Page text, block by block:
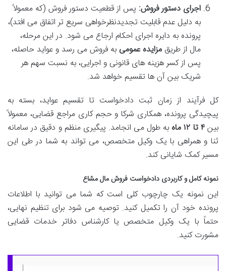
اجرای دستور فروش: پس از قطعیت دستور فروش (که معمولاً
به دلیل عدم قابلیت تجدیدنظرخواهی سریع تر اتفاق می افتد)،
پرونده به دایره اجرای احکام ارجاع می شود. در این مرحله،
مال از طریق مزایده عمومیبه فروش می رسد و عواید حاصله،
پس از کسر هزینه های قانونی و اجرایی، به نسبت سهم هر
شریک بین آن ها تقسیم خواهد شد.
کل فرآیند از زمان ثبت دادخواست تا تقسیم عواید، بسته به
پیچیدگی پرونده، همکاری شرکا و حجم کاری مراجع قضایی، معمولاً
بین۴ تا ۱۲ ماه
به طول می انجامد. پیگیری منظم و دقیق در سامانه
ثنا و همراهی با یک وکیل متخصص، می تواند به شما در طی این
مسیر کمک شایانی کند.
نمونه کامل و کاربردی دادخواست فروش مال مشاع
این نمونه یک چارچوب کلی است که شما می توانید با اطلاعات
پرونده خود آن را تکمیل کنید. توصیه می شود برای تنظیم نهایی،
حتماً با یک وکیل متخصص یا کارشناس دفاتر خدمات قضایی
مشورت کنید.